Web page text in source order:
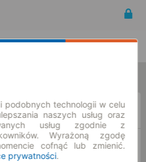
strony
podobnych technologii w celu
naszych usług oraz
usług zgodnie z
Wyrażoną zgodę
cofnąć lub zmienić.
prywatności.